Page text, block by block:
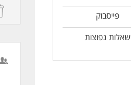
פייסבוק
שאלות נפוצות
-
- שכר
-